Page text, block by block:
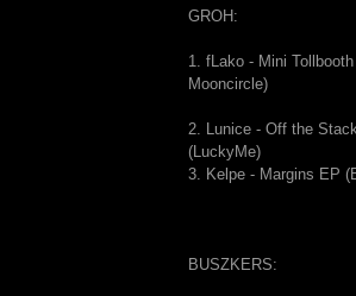
GROH:
1. fLako - Mini
Mooncircle)
2. Lunice - Off the
(LuckyMe)
3. Kelpe - Margins EP
BUSZKERS: